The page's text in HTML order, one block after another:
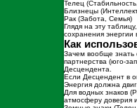
Телец
Близнецы
Рак (Забота, Семья)
Глядя на эту
сохранения энергии
Как
Зачем вообще знать
партнерства (юго-
Десцендента.
Если Десцендент в
Энергия должна
Для водных знаков
атмосферу доверия